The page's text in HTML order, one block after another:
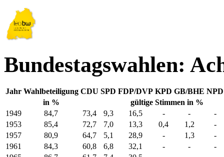
Bundestagswahlen:
Jahr Wahlbeteiligung CDU SPD FDP/DVP KPD GB/BHE NPD
in %
gültige Stimmen in %
1949
84,7 73,4 9,3 16,5 - -
-
1953
85,4 72,7 7,0 13,3 0,4 1,2
-
1957
80,9 64,7 5,1 28,9 - 1,3
-
1961
84,3 60,8 6,8 32,1 - -
-